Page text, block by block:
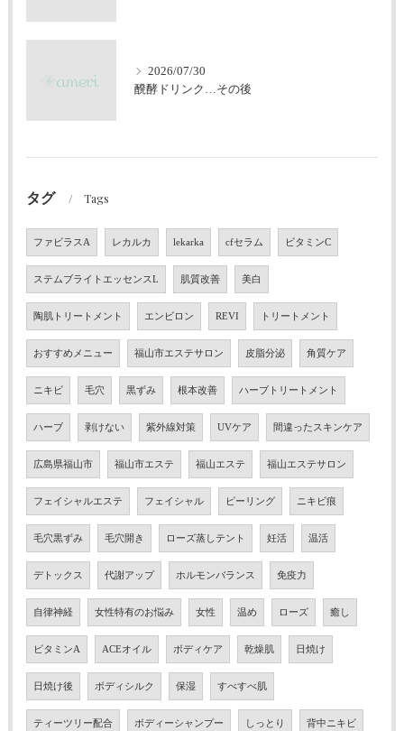
2026/07/30
醗酵ドリンク…その後
タグ Tags
ファビラスA レカルカ lekarka cfセラム ビタミンC
ステムブライトエッセンスL 肌質改善 美白
陶肌トリートメント エンビロン REVI トリートメント
おすすめメニュー 福山市エステサロン 皮脂分泌 角質ケア
ニキビ 毛穴 黒ずみ 根本改善 ハーブトリートメント
ハーブ 剥けない 紫外線対策 UVケア 間違ったスキンケア
広島県福山市 福山市エステ 福山エステ 福山エステサロン
フェイシャルエステ フェイシャル ピーリング ニキビ痕
毛穴黒ずみ 毛穴開き ローズ蒸しテント 妊活 温活
デトックス 代謝アップ ホルモンバランス 免疫力
自律神経 女性特有のお悩み 女性 温め ローズ 癒し
ビタミンA ACEオイル ボディケア 乾燥肌 日焼け
日焼け後 ボディシルク 保湿 すべすべ肌
ティーツリー配合 ボディーシャンプー しっとり 背中ニキビ